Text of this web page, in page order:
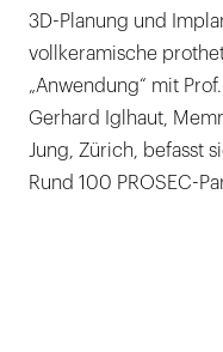
3D-Planung und
vollkeramische
„Anwendung“ mit
Gerhard Iglhaut,
Jung, Zürich, befasst
Rund 100 PROSEC-